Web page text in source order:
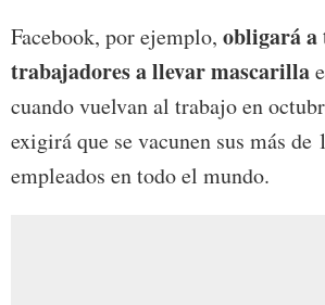
Facebook, por ejemplo, obligará a
trabajadores a llevar mascarilla
cuando vuelvan al trabajo en
exigirá que se vacunen sus más de
empleados en todo el mundo.